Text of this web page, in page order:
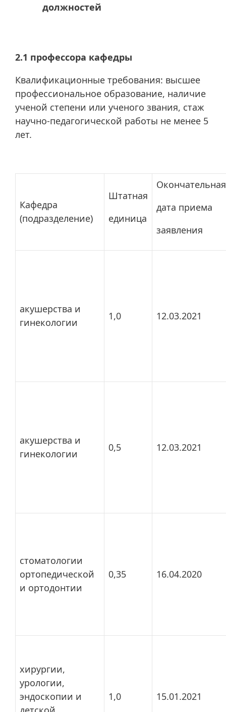
должностей
2.1 профессора кафедры
Квалификационные требования: высшее
профессиональное образование, наличие
ученой степени или ученого звания, стаж
научно-педагогической работы не менее 5
лет.
Кафедра
(подразделение)
Штатная
единица
Окончательная
дата приема
заявления
акушерства и
гинекологии
1,0 12.03.2021
акушерства и
гинекологии
0,5 12.03.2021
стоматологии
ортопедической
и ортодонтии
0,35 16.04.2020
хирургии,
урологии,
эндоскопии и
1,0 15.01.2021